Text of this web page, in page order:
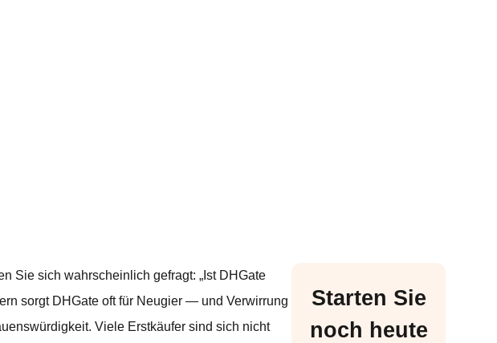
Sie sich wahrscheinlich gefragt: „Ist DHGate
sorgt DHGate oft für Neugier — und Verwirrung
Viele Erstkäufer sind sich nicht
Starten Sie
noch heute